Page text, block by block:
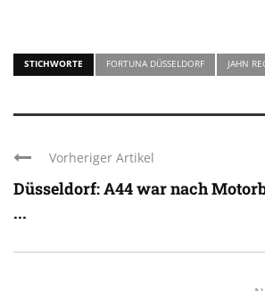
STICHWORTE FORTUNA DÜSSELDORF JAHN
Vorheriger Artikel
Düsseldorf: A44 war nach
...